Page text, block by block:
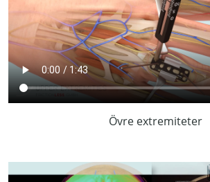
Övre extremiteter